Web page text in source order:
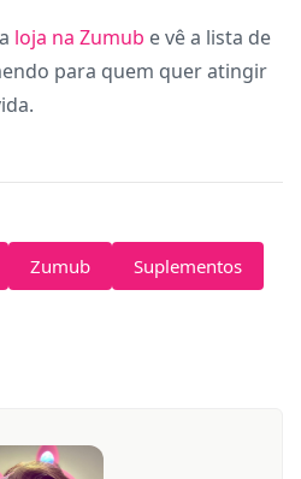
loja na Zumub e vê a lista de
para quem quer atingir
Zumub Suplementos